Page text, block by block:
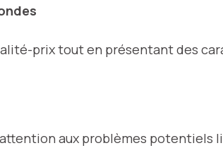
prix tout en présentant des
aux problèmes potentiels